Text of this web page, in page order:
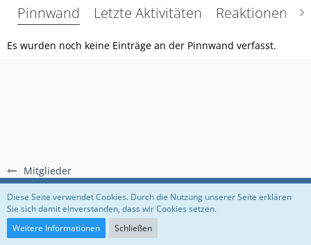
Mitglieder
Pinnwand Letzte Aktivitäten Reaktionen
Es wurden noch keine Einträge an der Pinnwand verfasst.
Regeln Datenschutzerklärung Impressum
Community-Software:
Diese Seite verwendet Cookies. Durch die Nutzung unserer Seite erklären
Sie sich damit einverstanden, dass wir Cookies setzen.
Weitere Informationen
Schließen